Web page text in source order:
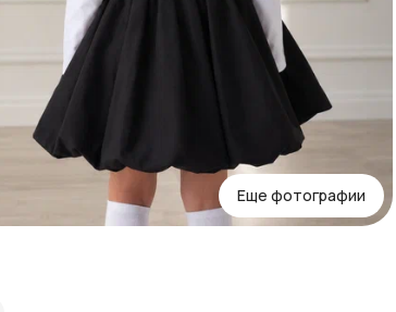
Еще фотографии